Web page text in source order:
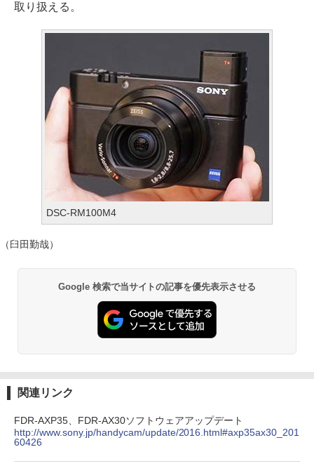
取り扱える。
DSC-RM100M4
（臼田勤哉）
Google 検索で当サイトの記事を優先表示させる
関連リンク
FDR-AXP35、FDR-AX30ソフトウェアアップデート
http://www.sony.jp/handycam/update/2016.html#axp35ax30_201
60426